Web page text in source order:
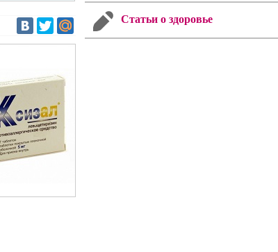
Статьи о здоровье